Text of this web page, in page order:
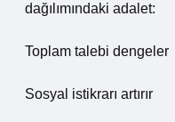
dağılımındaki adalet:
Toplam talebi dengeler
Sosyal istikrarı artırır